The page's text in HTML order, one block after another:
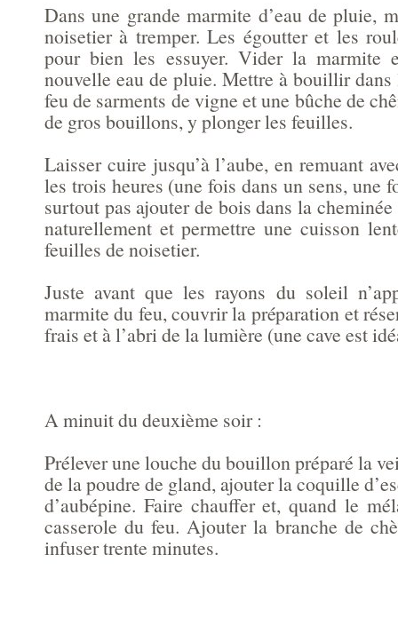
Dans une grande marmite d’eau de pluie,
noisetier à tremper. Les égoutter et les
pour bien les essuyer. Vider la marmite
nouvelle eau de pluie. Mettre à bouillir dans
feu de sarments de vigne et une bûche de
de gros bouillons, y plonger les feuilles.
Laisser cuire jusqu’à l’aube, en remuant
les trois heures (une fois dans un sens, une
surtout pas ajouter de bois dans la
naturellement et permettre une cuisson
feuilles de noisetier.
Juste avant que les rayons du soleil
marmite du feu, couvrir la préparation et
frais et à l’abri de la lumière (une cave est
A minuit du deuxième soir :
Prélever une louche du bouillon préparé la
de la poudre de gland, ajouter la coquille
d’aubépine. Faire chauffer et, quand le
casserole du feu. Ajouter la branche de
infuser trente minutes.